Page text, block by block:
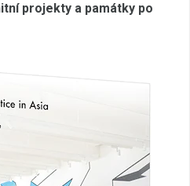
projekty a památky po